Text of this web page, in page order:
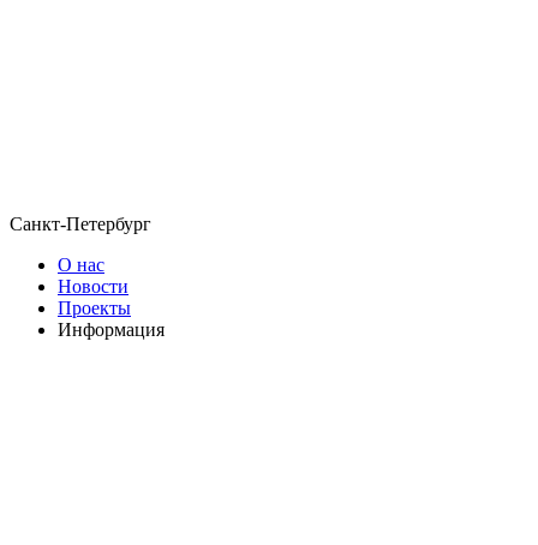
Санкт-Петербург
О нас
Новости
Проекты
Информация